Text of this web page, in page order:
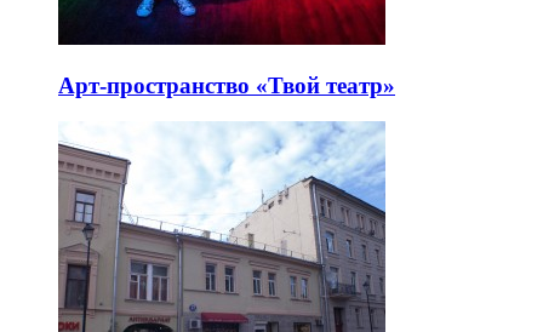
Арт-пространство «Твой театр»